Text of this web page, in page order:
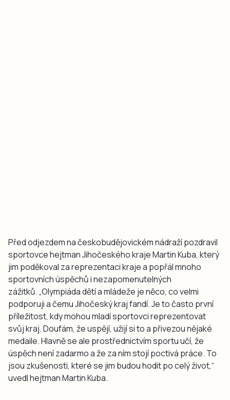
Před odjezdem na českobudějovickém nádraží pozdravil
sportovce hejtman Jihočeského kraje Martin Kuba, který
jim poděkoval za reprezentaci kraje a popřál mnoho
sportovních úspěchů i nezapomenutelných
zážitků. „Olympiáda dětí a mládeže je něco, co velmi
podporuji a čemu Jihočeský kraj fandí. Je to často první
příležitost, kdy mohou mladí sportovci reprezentovat
svůj kraj. Doufám, že uspějí, užijí si to a přivezou nějaké
medaile. Hlavně se ale prostřednictvím sportu učí, že
úspěch není zadarmo a že za ním stojí poctivá práce. To
jsou zkušenosti, které se jim budou hodit po celý život,“
uvedl hejtman Martin Kuba.